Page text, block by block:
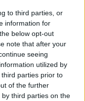
to third parties, or
information for
below opt-out
note that after your
seeing
utilized by
parties prior to
of the further
third parties on the
amelyek
és a történelmi
a feldíszített
miközben az északi
karácsony